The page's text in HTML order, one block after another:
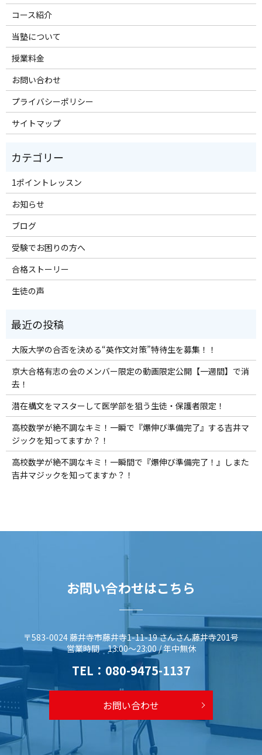
コース紹介
当塾について
授業料金
お問い合わせ
プライバシーポリシー
サイトマップ
1ポイントレッスン
お知らせ
ブログ
受験でお困りの方へ
合格ストーリー
生徒の声
大阪大学の合否を決める“英作文対策”特待生を募集！！
京大合格有志の会のメンバー限定の動画限定公開【一週間】で消
去！
潜在構文をマスターして医学部を狙う生徒・保護者限定！
高校数学が絶不調なキミ！一瞬で『爆伸び準備完了』する吉井マ
ジックを知ってますか？！
高校数学が絶不調なキミ！一瞬間で『爆伸び準備完了！』しまた
吉井マジックを知ってますか？！
お問い合わせはこちら
〒583-0024 藤井寺市藤井寺1-11-19 さんさん藤井寺201号
営業時間 13:00～23:00 / 年中無休
TEL： 080-9475-1137
お問い合わせ